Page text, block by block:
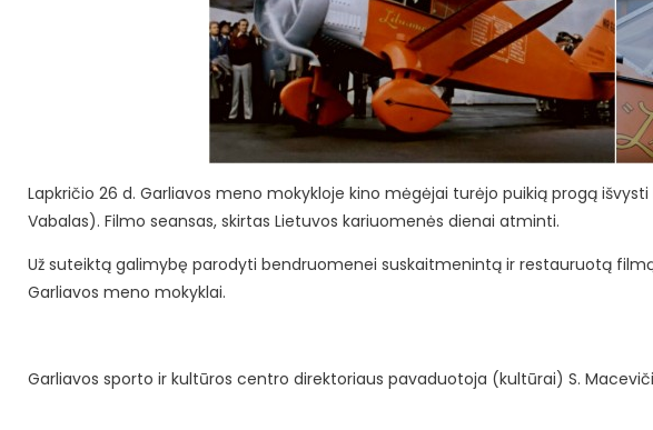
Lapkričio 26 d. Garliavos meno mokykloje kino mėgėjai turėjo puikią progą išvysti
Vabalas). Filmo seansas, skirtas Lietuvos kariuomenės dienai atminti.
Už suteiktą galimybę parodyti bendruomenei suskaitmenintą ir restauruotą
Garliavos meno mokyklai.
Garliavos sporto ir kultūros centro direktoriaus pavaduotoja (kultūrai) S.